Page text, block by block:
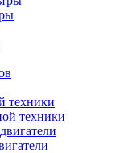
техники
техники